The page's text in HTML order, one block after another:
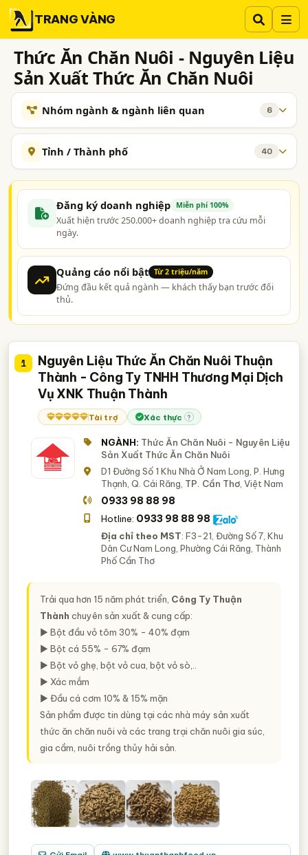
TRANG VÀNG
Thức Ăn Chăn Nuôi - Nguyên Liệu
Sản Xuất Thức Ăn Chăn Nuôi
Nhóm ngành & ngành liên quan 6
Bột Vỏ Sò2
NGÀNH XEM THÊM
Thức Ăn Chăn Nuôi, Thức Ăn Gia Súc, Thức Ăn Gia Cầm427
Tỉnh / Thành phố 40
Hà Nội TP. Hồ Chí Minh (TPHCM)
Đồng Nai
Bình Dương
Tp. Đà Nẵng
TP. Hải Phòng
An Giang
Bà Rịa-Vũng Tàu Bắc Ninh
Bình Phước
Bình Thuận
Hưng Yên Hà Tĩnh
Khánh Hòa
Nam Định
Nghệ An Phú Thọ
Quảng Ninh
Sơn La
Thái Bình Thái Nguyên
Thanh Hóa
Hà Nam
Hải Dương Hậu Giang
Kiên Giang
Long An
Quảng Nam Quảng Ngãi
Sóc Trăng
Tây Ninh
Tiền Giang
Đăng ký doanh nghiệp Miễn phí 100%
Xuất hiện trước 250.000+ doanh nghiệp tra cứu mỗi
ngày.
Quảng cáo nổi bật Từ 2 triệu/năm
Đứng đầu kết quả ngành — khách thấy bạn trước đối
thủ.
1
Nguyên Liệu Thức Ăn Chăn Nuôi Thuận
Thành - Công Ty TNHH Thương Mại Dịch
Vụ XNK Thuận Thành
Tài trợ Xác thực ?
NGÀNH: Thức Ăn Chăn Nuôi - Nguyên Liệu
Sản Xuất Thức Ăn Chăn Nuôi
D1 Đường Số 1 Khu Nhà Ở Nam Long, P. Hưng
Thạnh, Q. Cái Răng, TP. Cần Thơ , Việt Nam
0933 98 88 98
Hotline: 0933 98 88 98
Địa chỉ theo MST: F3-21, Đường Số 7, Khu
Dân Cư Nam Long, Phường Cái Răng, Thành
Phố Cần Thơ
Trải qua hơn 15 năm phát triển, Công Ty Thuận
Thành chuyên sản xuất & cung cấp:
► Bột đầu vỏ tôm 30% - 40% đạm
► Bột cá 55% - 67% đạm
► Bột vỏ ghẹ, bột vỏ cua, bột vỏ sò,..
► Xác mắm
► Đầu cá cơm 10% & 15% mặn
Sản phẩm được tin dùng tại các nhà máy sản xuất
thức ăn chăn nuôi và các trang trại chăn nuôi gia súc,
gia cầm, nuôi trồng thủy hải sản.